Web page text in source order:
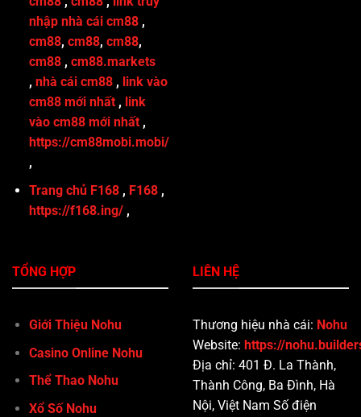
nhập nhà cái cm88,
cm88, cm88, cm88,
cm88, cm88.markets
, nhà cái cm88, link vào
cm88 mới nhất, link
vào cm88 mới nhất,
https://cm88mobi.mobi/
,
Trang chủ F168, F168,
https://f168.ing/,
TỔNG HỢP
Giới Thiệu Nohu
Casino Online Nohu
Thể Thao Nohu
Xổ Số Nohu
LIÊN HỆ
Thương hiệu nhà cái: Nohu
Website: https://
Địa chỉ: 401 Đ. La Thành,
Thành Công, Ba Đình, Hà
Nội, Việt Nam Số điện